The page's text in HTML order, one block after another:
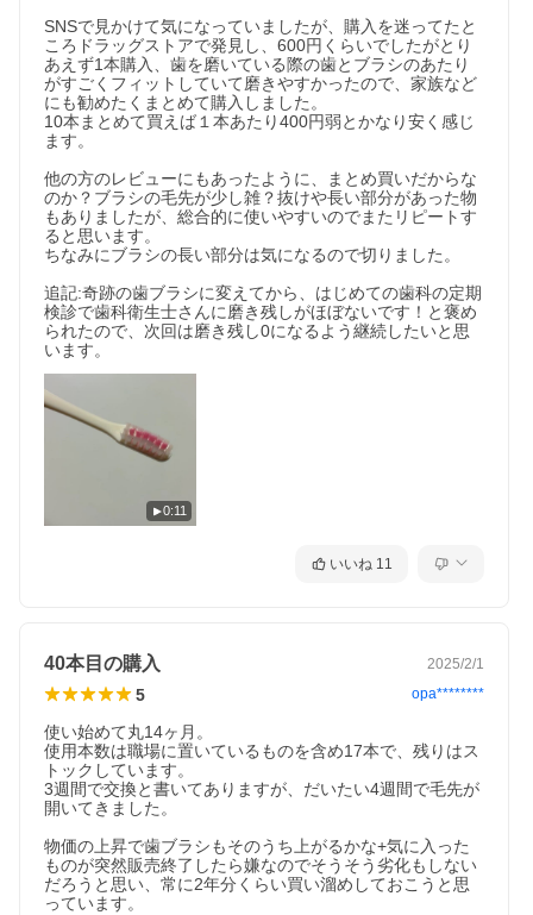
SNSで見かけて気になっていましたが、購入を迷ってたと
ころドラッグストアで発見し、600円くらいでしたがとり
あえず1本購入、歯を磨いている際の歯とブラシのあたり
がすごくフィットしていて磨きやすかったので、家族など
にも勧めたくまとめて購入しました。
10本まとめて買えば１本あたり400円弱とかなり安く感じ
ます。
他の方のレビューにもあったように、まとめ買いだからな
のか？ブラシの毛先が少し雑？抜けや長い部分があった物
もありましたが、総合的に使いやすいのでまたリピートす
ると思います。
ちなみにブラシの長い部分は気になるので切りました。
追記:奇跡の歯ブラシに変えてから、はじめての歯科の定期
検診で歯科衛生士さんに磨き残しがほぼないです！と褒め
られたので、次回は磨き残し0になるよう継続したいと思
います。
0:11
いいね 11
40本目の購入 2025/2/1
5 opa********
使い始めて丸14ヶ月。
使用本数は職場に置いているものを含め17本で、残りはス
トックしています。
3週間で交換と書いてありますが、だいたい4週間で毛先が
開いてきました。
物価の上昇で歯ブラシもそのうち上がるかな+気に入った
ものが突然販売終了したら嫌なのでそうそう劣化もしない
だろうと思い、常に2年分くらい買い溜めしておこうと思
っています。